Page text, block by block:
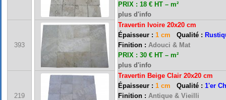
PRIX : 18 € HT – m²
plus d'info
393
Travertin Ivoire 20x20 cm
Épaisseur : 1 cm Qualité :
Finition : Adouci & Mat
PRIX : 30 € HT – m²
plus d'info
219
Travertin Beige Clair 20x20 cm
Épaisseur : 1 cm Qualité : 1'er
Finition : Antique & Vieilli
FRANCE MARBRE 13 ( 13680 LANCON PROVENCE ): Ouvert du mardi au
FRANCE MARBRE 84 ( 84600 VALREAS ): Ouvert du mardi au samedi inclus de